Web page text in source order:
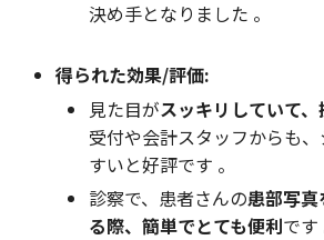
決め手となりました 。
得られた効果/評価:
見た目がスッキリしていて
受付や会計スタッフからも
すいと好評です 。
診察で、患者さんの患部写
る際、簡単でとても便利です